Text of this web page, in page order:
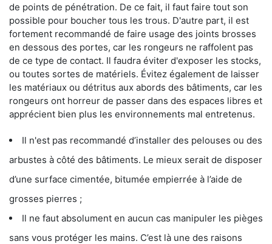
de points de pénétration. De ce fait, il faut faire tout son
possible pour boucher tous les trous. D'autre part, il est
fortement recommandé de faire usage des joints brosses
en dessous des portes, car les rongeurs ne raffolent pas
de ce type de contact. Il faudra éviter d'exposer les stocks,
ou toutes sortes de matériels. Évitez également de laisser
les matériaux ou détritus aux abords des bâtiments, car les
rongeurs ont horreur de passer dans des espaces libres et
apprécient bien plus les environnements mal entretenus.
Il n'est pas recommandé d’installer des pelouses ou des
arbustes à côté des bâtiments. Le mieux serait de disposer
d’une surface cimentée, bitumée empierrée à l’aide de
grosses pierres ;
Il ne faut absolument en aucun cas manipuler les pièges
sans vous protéger les mains. C’est là une des raisons